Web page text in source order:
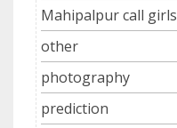
Mahipalpur call girls
other
photography
prediction